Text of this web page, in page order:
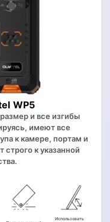
WP5
и все изгибы
имеют все
к камере, портам и
к указанной
Использовать